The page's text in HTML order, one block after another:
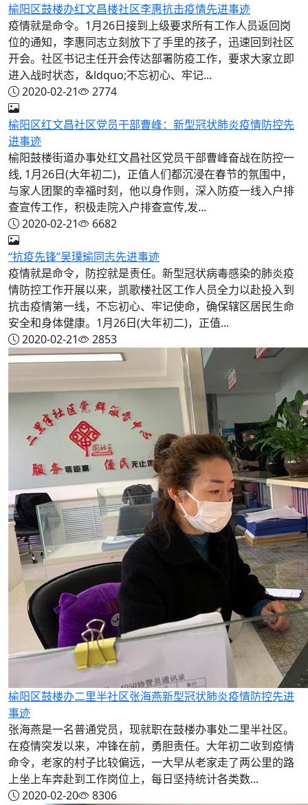
榆阳区鼓楼办红文昌楼社区李惠抗击疫情先进事迹
疫情就是命令。1月26日接到上级要求所有工作人员返回岗
位的通知，李惠同志立刻放下了手里的孩子，迅速回到社区
开会。社区书记主任开会传达部署防疫工作，要求大家立即
进入战时状态，&ldquo;不忘初心、牢记...
2020-02-21
2774
榆阳区红文昌社区党员干部曹峰：新型冠状肺炎疫情防控先
进事迹
榆阳鼓楼街道办事处红文昌社区党员干部曹峰奋战在防控一
线, 1月26日(大年初二)，正值人们都沉浸在春节的氛围中，
与家人团聚的幸福时刻，他以身作则，深入防疫一线入户排
查宣传工作，积极走院入户排查宣传,发...
2020-02-21
6682
“抗疫先锋”吴璞瑜同志先进事迹
疫情就是命令，防控就是责任。新型冠状病毒感染的肺炎疫
情防控工作开展以来，凯歌楼社区工作人员全力以赴投入到
抗击疫情第一线，不忘初心、牢记使命，确保辖区居民生命
安全和身体健康。1月26日(大年初二)，正值...
2020-02-21
2853
榆阳区鼓楼办二里半社区张海燕新型冠状肺炎疫情防控先进
事迹
张海燕是一名普通党员，现就职在鼓楼办事处二里半社区。
在疫情突发以来，冲锋在前，勇胆责任。大年初二收到疫情
命令，老家的村子比较偏远，一大早从老家走了两公里的路
上坐上车奔赴到工作岗位上，每日坚持统计各类数...
2020-02-20
8306